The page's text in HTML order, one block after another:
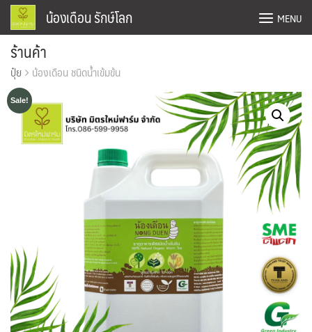
Skip
content
Confirm Payment
Home
ข่าวสาร
ร้านค้า
สั่งซื้อและชำระเงิน
น้องเดือน รักษ์โลก MENU
ร้านค้า
ปุ๋ย น้องเดือน ชนิดน้ำเข้มข้น
Sale!